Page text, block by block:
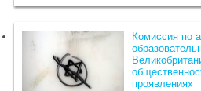
Комиссия по
проявлениях